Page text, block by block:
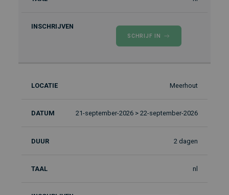
SCHRIJF IN
Meerhout
21-september-2026 > 22-september-2026
2 dagen
nl